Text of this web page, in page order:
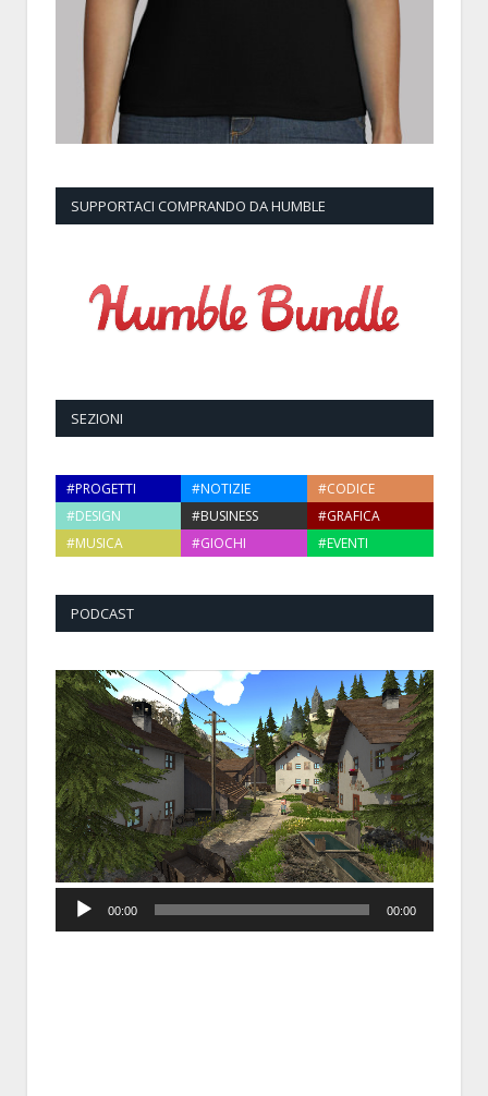
SUPPORTACI COMPRANDO DA HUMBLE
SEZIONI
#PROGETTI #NOTIZIE
#CODICE
#DESIGN
#BUSINESS
#GRAFICA
#MUSICA
#GIOCHI #EVENTI
PODCAST
Player
00:00 00:00